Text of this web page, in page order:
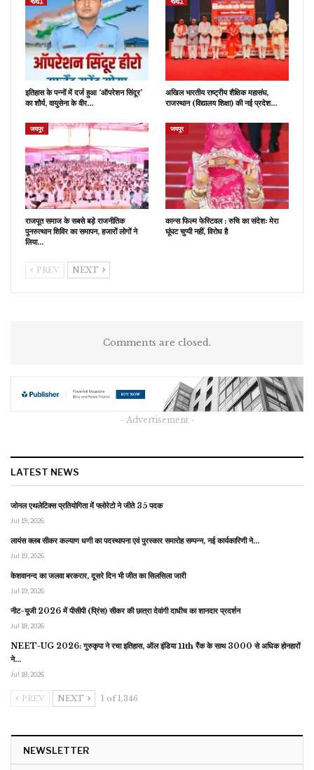
इतिहास के पन्नों में दर्ज हुआ ‘ऑपरेशन सिंदूर’
का शौर्य, वायुसेना के वीर…
अखिल भारतीय राष्ट्रीय शैक्षिक महासंघ,
राजस्थान (विद्यालय शिक्षा) की नई प्रदेश…
जयपुर
राजपूत समाज के सबसे बड़े राजनीतिक
पुनरुत्थान शिविर का समापन, हजारों लोगों ने
लिया…
जयपुर
कान्स फिल्म फेस्टिवल : रुचि का संदेशः मेरा
घूंघट चुप्पी नहीं, विरोध है
PREV NEXT
Comments are closed.
- Advertisement -
LATEST NEWS
जोनल एथलेटिक्स प्रतियोगिता में फ्लोरेटो ने जीते 35 पदक
Jul 19, 2026
लायंस क्लब सीकर कल्याण धणी का पदस्थापना एवं पुरस्कार समारोह सम्पन्न, नई कार्यकारिणी ने…
Jul 19, 2026
केशवानन्द का जलवा बरकरार, दूसरे दिन भी जीत का सिलसिला जारी
Jul 19, 2026
नीट-यूजी 2026 में पीसीपी (प्रिंस) सीकर की छात्रा देवांगी दाधीच का शानदार प्रदर्शन
Jul 18, 2026
NEET-UG 2026: गुरुकृपा ने रचा इतिहास, ऑल इंडिया 11th रैंक के साथ 3000 से अधिक होनहारों
ने…
Jul 18, 2026
PREV NEXT 1 of 1,346
NEWSLETTER